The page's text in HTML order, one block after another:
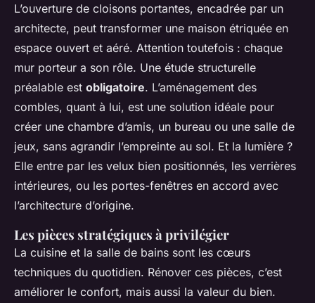
L’ouverture de cloisons portantes, encadrée par un
architecte, peut transformer une maison étriquée en
espace ouvert et aéré. Attention toutefois : chaque
mur porteur a son rôle. Une étude structurelle
préalable est obligatoire. L’aménagement des
combles, quant à lui, est une solution idéale pour
créer une chambre d’amis, un bureau ou une salle de
jeux, sans agrandir l’empreinte au sol. Et la lumière ?
Elle entre par les velux bien positionnés, les verrières
intérieures, ou les portes-fenêtres en accord avec
l’architecture d’origine.
Les pièces stratégiques à privilégier
La cuisine et la salle de bains sont les cœurs
techniques du quotidien. Rénover ces pièces, c’est
améliorer le confort, mais aussi la valeur du bien.